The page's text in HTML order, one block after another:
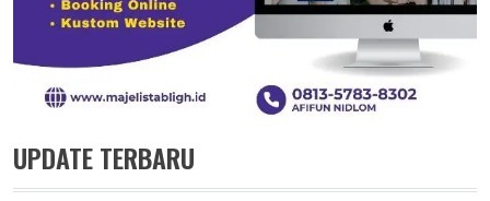
UPDATE TERBARU